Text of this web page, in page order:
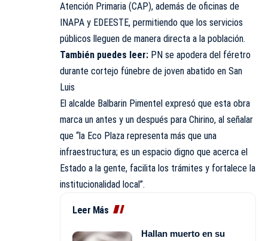
Atención Primaria (CAP), además de oficinas de
INAPA y EDEESTE, permitiendo que los servicios
públicos lleguen de manera directa a la población.
También puedes leer: PN se apodera del féretro
durante cortejo fúnebre de joven abatido en San
Luis
El alcalde Balbarin Pimentel expresó que esta obra
marca un antes y un después para Chirino, al señalar
que “la Eco Plaza representa más que una
infraestructura; es un espacio digno que acerca el
Estado a la gente, facilita los trámites y fortalece la
institucionalidad local”.
Leer Más
Hallan muerto en su